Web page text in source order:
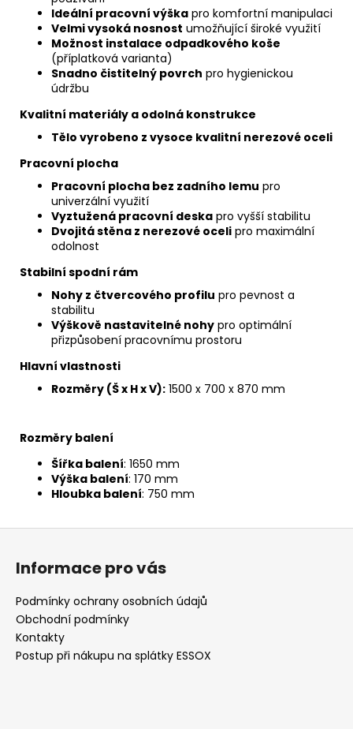
Ideální pracovní výška pro komfortní manipulaci
Velmi vysoká nosnost umožňující široké využití
Možnost instalace odpadkového koše
(příplatková varianta)
Snadno čistitelný povrch pro hygienickou
údržbu
Kvalitní materiály a odolná konstrukce
Tělo vyrobeno z vysoce kvalitní nerezové oceli
Pracovní plocha
Pracovní plocha bez zadního lemu pro
univerzální využití
Vyztužená pracovní deska pro vyšší stabilitu
Dvojitá stěna z nerezové oceli pro maximální
odolnost
Stabilní spodní rám
Nohy z čtvercového profilu pro pevnost a
stabilitu
Výškově nastavitelné nohy pro optimální
přizpůsobení pracovnímu prostoru
Hlavní vlastnosti
Rozměry (Š x H x V): 1500 x 700 x 870 mm
Rozměry balení
Šířka balení: 1650 mm
Výška balení: 170 mm
Hloubka balení: 750 mm
Z
Informace pro vás
Podmínky ochrany osobních údajů
Obchodní podmínky
Kontakty
Postup při nákupu na splátky ESSOX